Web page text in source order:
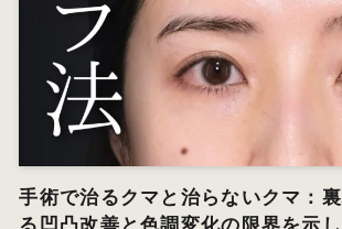
手術で治るクマと治らないクマ：
る凹凸改善と色調変化の限界を示